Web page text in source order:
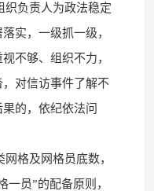
织负责人为政法稳定
实，一级抓一级，
不够、组织不力，
对信访事件了解不
的，依纪依法问
格及网格员底数，
一员”的配备原则，